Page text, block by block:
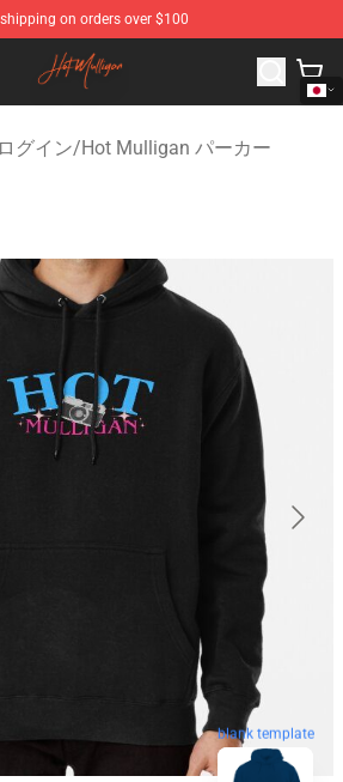
shipping on orders over $100
- Official Hot Mulligan Merchandise
グイン/Hot Mulligan パーカー
blank template